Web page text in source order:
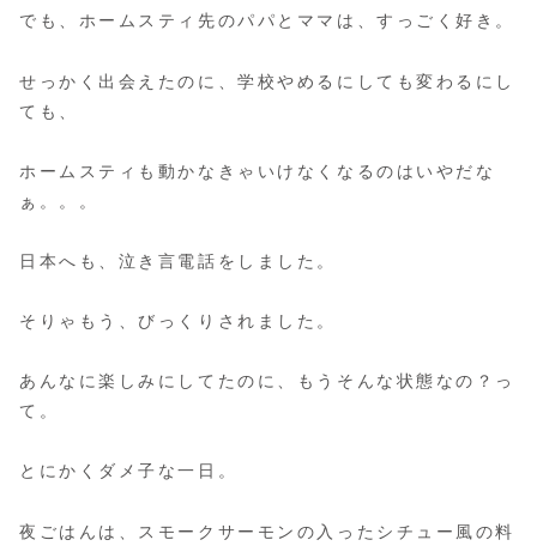
でも、ホームスティ先のパパとママは、すっごく好き。
せっかく出会えたのに、学校やめるにしても変わるにし
ても、
ホームスティも動かなきゃいけなくなるのはいやだな
ぁ。。。
日本へも、泣き言電話をしました。
そりゃもう、びっくりされました。
あんなに楽しみにしてたのに、もうそんな状態なの？っ
て。
とにかくダメ子な一日。
夜ごはんは、スモークサーモンの入ったシチュー風の料